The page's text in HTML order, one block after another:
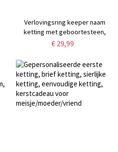
Verlovingsring keeper naam
ketting met geboortesteen,
aangepaste ring houder ketting,
hanger, verjaardagscadeau voor
vrouwen
€ 29,99